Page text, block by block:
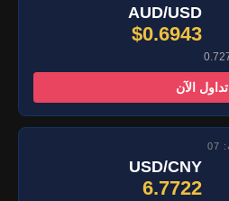
AUD/USD
$0.6943
تداول الآن
USD/CNY
6.7722